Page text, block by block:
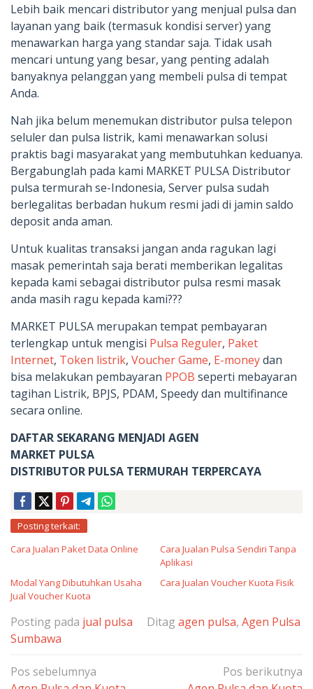
Lebih baik mencari distributor yang menjual pulsa dan
layanan yang baik (termasuk kondisi server) yang
menawarkan harga yang standar saja. Tidak usah
mencari untung yang besar, yang penting adalah
banyaknya pelanggan yang membeli pulsa di tempat
Anda.
Nah jika belum menemukan distributor pulsa telepon
seluler dan pulsa listrik, kami menawarkan solusi
praktis bagi masyarakat yang membutuhkan keduanya.
Bergabunglah pada kami MARKET PULSA Distributor
pulsa termurah se-Indonesia, Server pulsa sudah
berlegalitas berbadan hukum resmi jadi di jamin saldo
deposit anda aman.
Untuk kualitas transaksi jangan anda ragukan lagi
masak pemerintah saja berati memberikan legalitas
kepada kami sebagai distributor pulsa resmi masak
anda masih ragu kepada kami???
MARKET PULSA merupakan tempat pembayaran
terlengkap untuk mengisi Pulsa Reguler, Paket
Internet, Token listrik, Voucher Game, E-moneydan
bisa melakukan pembayaran PPOB seperti mebayaran
tagihan Listrik, BPJS, PDAM, Speedy dan multifinance
secara online.
DAFTAR SEKARANG MENJADI AGEN
MARKET PULSA
DISTRIBUTOR PULSA TERMURAH TERPERCAYA
Posting terkait:
Cara Jualan Paket Data Online
Cara Jualan Pulsa Sendiri Tanpa
Aplikasi
Modal Yang Dibutuhkan Usaha
Jual Voucher Kuota
Cara Jualan Voucher Kuota Fisik
Posting pada jual pulsa Ditag agen pulsa, Agen Pulsa
Sumbawa
Navigasi
Pos sebelumnya
Pos berikutnya